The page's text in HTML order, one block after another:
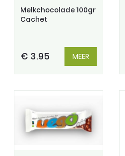
Melkchocolade 100gr
Cachet
€ 3.95 MEER